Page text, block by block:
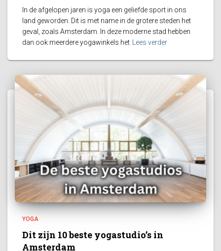
In de afgelopen jaren is yoga een geliefde sport in ons
land geworden. Dit is met name in de grotere steden het
geval, zoals Amsterdam. In deze moderne stad hebben
dan ook meerdere yogawinkels het Lees verder
YOGA
Dit zijn 10 beste yogastudio’s in
Amsterdam